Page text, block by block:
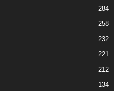
284
258
232
221
212
134